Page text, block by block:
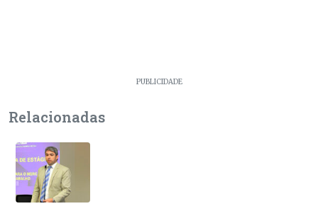
PUBLICIDADE
Relacionadas